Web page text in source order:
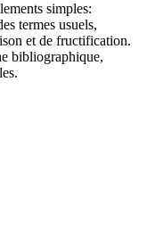
simples:
termes usuels,
et de fructification.
bibliographique,